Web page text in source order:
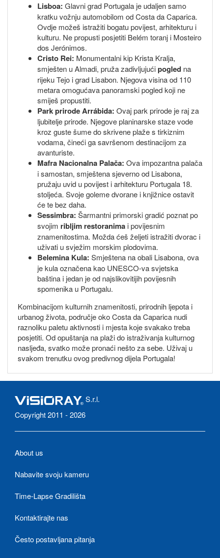
Lisboa: Glavni grad Portugala je udaljen samo
kratku vožnju automobilom od Costa da Caparica.
Ovdje možeš istražiti bogatu povijest, arhitekturu i
kulturu. Ne propusti posjetiti Belém toranj i Mosteiro
dos Jerónimos.
Cristo Rei: Monumentalni kip Krista Kralja,
smješten u Almadi, pruža zadivljujućipogled na
rijeku Tejo i grad Lisabon. Njegova visina od 110
metara omogućava panoramski pogled koji ne
smiješ propustiti.
Park prirode Arrábida: Ovaj park prirode je raj za
ljubitelje prirode. Njegove planinarske staze vode
kroz guste šume do skrivene plaže s tirkiznim
vodama, čineći ga savršenom destinacijom za
avanturiste.
Mafra Nacionalna Palača: Ova impozantna palača
i samostan, smještena sjeverno od Lisabona,
pružaju uvid u povijest i arhitekturu Portugala 18.
stoljeća. Svoje goleme dvorane i knjižnice ostavit
će te bez daha.
Sessimbra: Šarmantni primorski gradić poznat po
svojim ribljim restoranima i povijesnim
znamenitostima. Možda ćeš željeti istražiti dvorac i
uživati u svježim morskim plodovima.
Belemina Kula: Smještena na obali Lisabona, ova
je kula označena kao UNESCO-va svjetska
baština i jedan je od najslikovitijih povijesnih
spomenika u Portugalu.
Kombinacijom kulturnih znamenitosti, prirodnih ljepota i
urbanog života, područje oko Costa da Caparica nudi
raznoliku paletu aktivnosti i mjesta koje svakako treba
posjetiti. Od opuštanja na plaži do istraživanja kulturnog
nasljeđa, svatko može pronaći nešto za sebe. Uživaj u
svakom trenutku ovog predivnog dijela Portugala!
S.r.l.
Copyright 2011 - 2026
About us
Nabavite svoju kameru
Time-Lapse Gradilišta
Kontaktirajte nas
Često postavljana pitanja